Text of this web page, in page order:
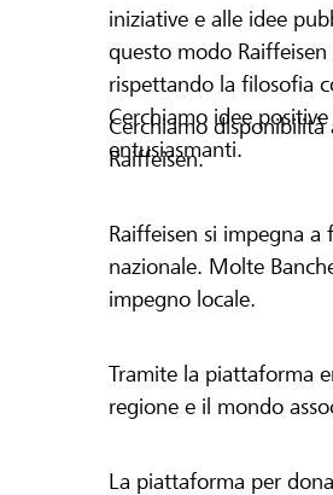
iniziative e alle idee
questo modo
rispettando la filosofia
Cerchiamo idee
entusiasmanti.
Cerchiamo
Raiffeisen.
Raiffeisen si impegna
nazionale. Molte
impegno locale.
Tramite la piattaforma
regione e il mondo
La piattaforma per